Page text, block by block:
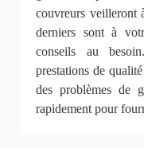
couvreurs veilleront
derniers sont à
conseils au
prestations de
des problèmes de
rapidement pour